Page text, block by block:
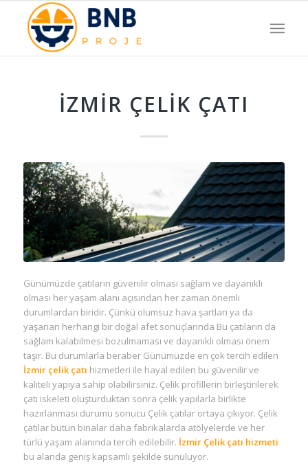
İZMIR ÇELIK ÇATI
Günümüzde çatıların güvenilir olması sağlam ve dayanıklı
olması her yaşam alanı açısından her zaman önemli
durumlardan biridir. Çünkü olumsuz hava şartları ya da
yaşanan herhangi bir doğal afet sonuçlarında Bu çatıların da
sağlam kalabilmesi bozulmaması ve dayanıklı olması önem
taşır. Bu durumlarla beraber Günümüzde en çok tercih edilen
İzmir çelik çatı hizmetleri ile hayal edilen bu güvenilir ve
kaliteli yapıya sahip olabilirsiniz. Çelik profillerin birleştirilerek
çatı iskeleti oluşturduktan sonra çelik yapılarla birlikte
hazırlanması durumu sonucu Çelik çatılar ortaya çıkıyor. Çelik
çatılar bütün binalar daha fabrikalarda atölyelerde ve her
türlü yaşam alanında tercih edilebilir. İzmir Çelik çatı hizmeti
bu alanda geniş kapsamlı şekilde sunuluyor.